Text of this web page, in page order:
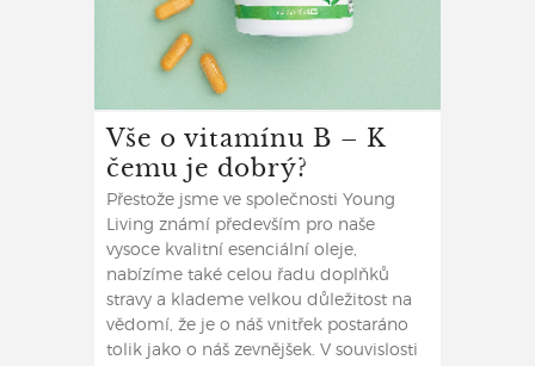
Vše o vitamínu B – K
čemu je dobrý?
Přestože jsme ve společnosti Young
Living známí především pro naše
vysoce kvalitní esenciální oleje,
nabízíme také celou řadu doplňků
stravy a klademe velkou důležitost na
vědomí, že je o náš vnitřek postaráno
tolik jako o náš zevnějšek. V souvislosti